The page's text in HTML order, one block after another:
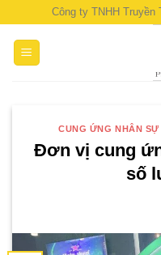
content
Công ty TNHH Truyền
CUNG ỨNG NHÂN SỰ
Đơn vị cung
số